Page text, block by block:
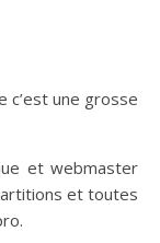
c’est une grosse
et webmaster
et toutes